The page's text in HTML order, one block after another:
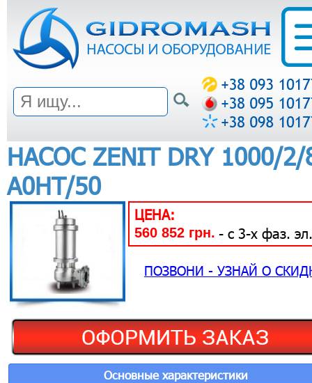
НАСОС ZENIT DRY 1000/2/
A0HT/50
ЦЕНА:
560 852 грн. - с 3-х фаз.
ПОЗВОНИ - УЗНАЙ О
Основные характеристики